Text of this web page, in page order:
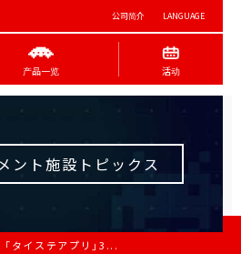
公司简介 LANGUAGE
产品一览 活动
ント施設トピックス
「タイステアプリ」3...